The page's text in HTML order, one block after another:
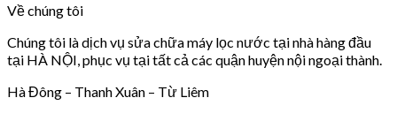
Về chúng tôi
Chúng tôi là dịch vụ sửa chữa máy lọc nước tại nhà hàng đầu
tại HÀ NỘI, phục vụ tại tất cả các quận huyện nội ngoại thành.
Hà Đông – Thanh Xuân – Từ Liêm